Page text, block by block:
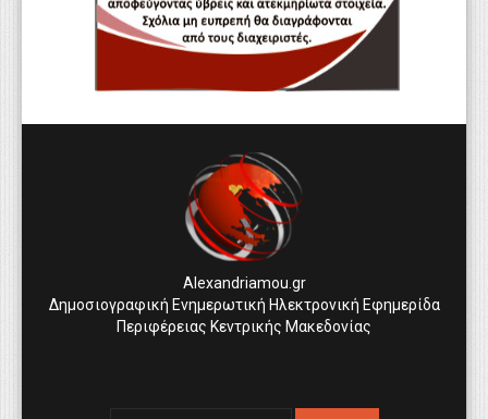
Alexandriamou.gr
Δημοσιογραφική Ενημερωτική Ηλεκτρονική Εφημερίδα
Περιφέρειας Κεντρικής Μακεδονίας